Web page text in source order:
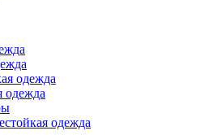
одежда
одежда
одежда